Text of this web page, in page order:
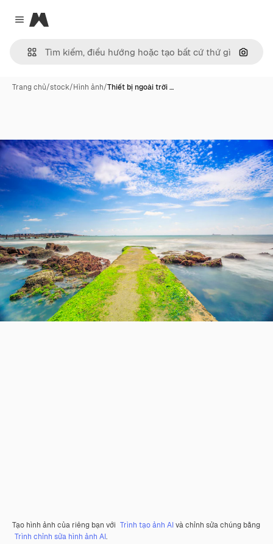
Close menu
Magnific
Tìm
Trang chủ/stock/Hình ảnh/Thiết bị ngoài trời …
Tạo hình ảnh của riêng bạn với Trình tạo ảnh AIvà chỉnh sửa chúng bằng
Trình chỉnh sửa hình ảnh AI.